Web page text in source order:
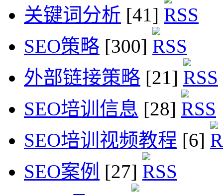
关键词分析 [41]
SEO策略 [300]
外部链接策略 [21]
SEO培训信息 [28]
SEO培训视频教程 [6]
SEO案例 [27]